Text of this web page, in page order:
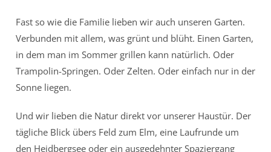
Fast so wie die Familie lieben wir auch unseren Garten.
Verbunden mit allem, was grünt und blüht. Einen Garten,
in dem man im Sommer grillen kann natürlich. Oder
Trampolin-Springen. Oder Zelten. Oder einfach nur in der
Sonne liegen.
Und wir lieben die Natur direkt vor unserer Haustür. Der
tägliche Blick übers Feld zum Elm, eine Laufrunde um
den Heidbergsee oder ein ausgedehnter Spaziergang